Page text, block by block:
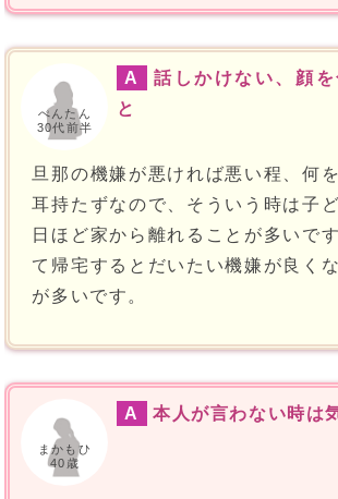
ぺんたん
30代前半
A
話しかけない、顔を
と
旦那の機嫌が悪ければ悪い程、何
耳持たずなので、そういう時は子
日ほど家から離れることが多いで
て帰宅するとだいたい機嫌が良く
が多いです。
まかもひ
40歳
A 本人が言わない時は